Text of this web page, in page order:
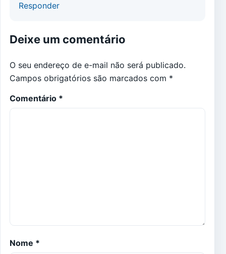
Responder
Deixe um comentário
O seu endereço de e-mail não será publicado.
Campos obrigatórios são marcados com *
Comentário *
Nome *